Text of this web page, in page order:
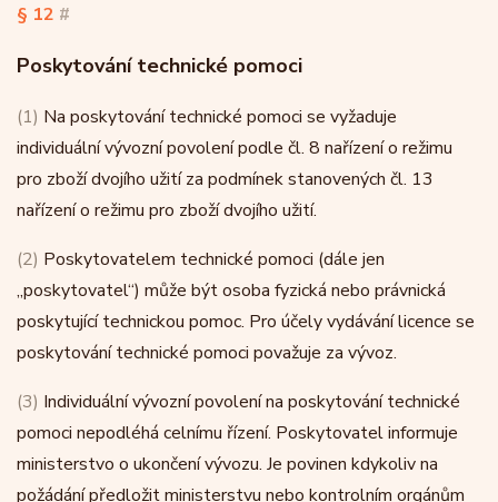
§ 12 #
Poskytování technické pomoci
(1) Na poskytování technické pomoci se vyžaduje
individuální vývozní povolení podle čl. 8 nařízení o režimu
pro zboží dvojího užití za podmínek stanovených čl. 13
nařízení o režimu pro zboží dvojího užití.
(2) Poskytovatelem technické pomoci (dále jen
„poskytovatel“) může být osoba fyzická nebo právnická
poskytující technickou pomoc. Pro účely vydávání licence se
poskytování technické pomoci považuje za vývoz.
(3) Individuální vývozní povolení na poskytování technické
pomoci nepodléhá celnímu řízení. Poskytovatel informuje
ministerstvo o ukončení vývozu. Je povinen kdykoliv na
požádání předložit ministerstvu nebo kontrolním orgánům